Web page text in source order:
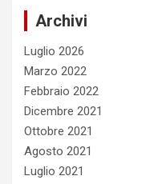
Archivi
Luglio 2026
Marzo 2022
Febbraio 2022
Dicembre 2021
Ottobre 2021
Agosto 2021
Luglio 2021